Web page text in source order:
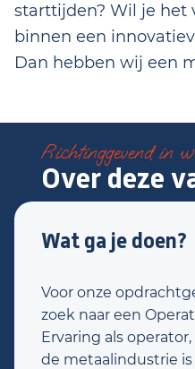
starttijden? Wil je het
binnen een
Dan hebben wij een
Richtinggevend in
Over deze
Wat ga je doen?
Voor onze
zoek naar een
Ervaring als
de metaalindustrie